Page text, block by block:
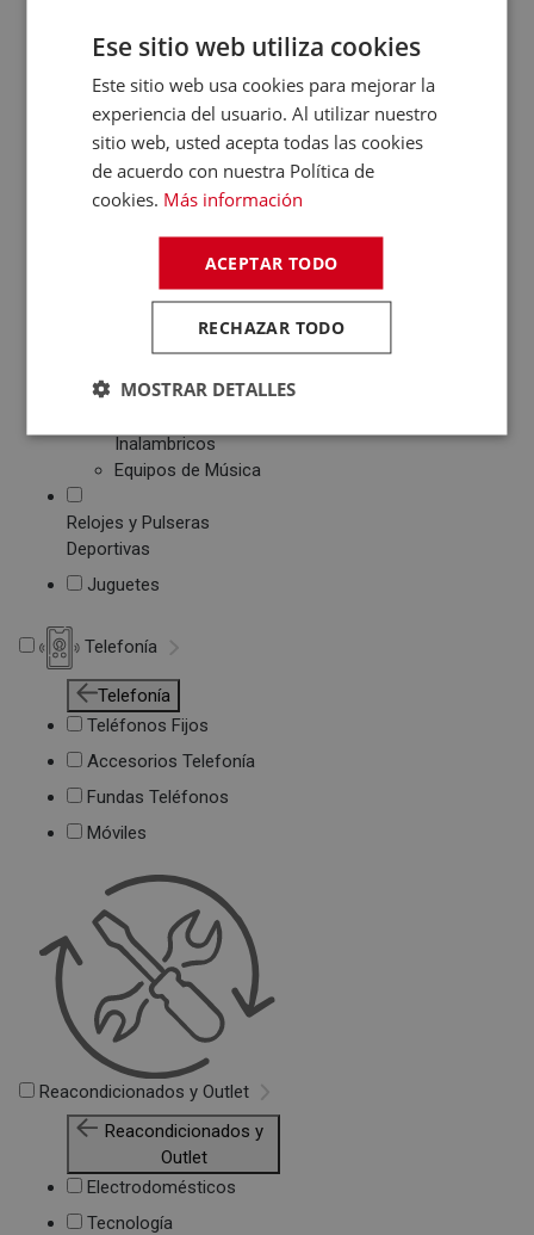
Fotografía y Vídeo
Cámaras Reflex
Cámaras Digitales
Proyectores
Cámaras Deportivas
Sonido
Reproductores MP3
/ MP4 / MP5
Auriculares
Radios CD / FM
Barras de Sonido
Inalambricos
Equipos de Música
Relojes y Pulseras
Deportivas
Juguetes
Telefonía
Telefonía
Teléfonos Fijos
Accesorios Telefonía
Fundas Teléfonos
Móviles
Reacondicionados y Outlet
Reacondicionados y
Outlet
Electrodomésticos
Tecnología
Ese sitio web utiliza cookies
Este sitio web usa cookies para mejorar la
experiencia del usuario. Al utilizar nuestro
sitio web, usted acepta todas las cookies
de acuerdo con nuestra Política de
cookies. Más información
ACEPTAR TODO
RECHAZAR TODO
MOSTRAR DETALLES